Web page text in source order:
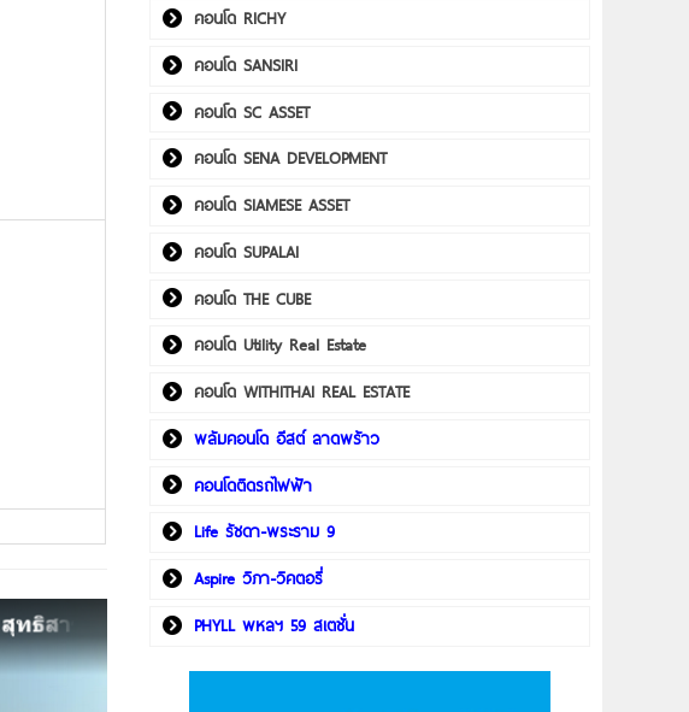
คอนโด RICHY
คอนโด SANSIRI
คอนโด SC ASSET
คอนโด SENA DEVELOPMENT
คอนโด SIAMESE ASSET
คอนโด SUPALAI
คอนโด THE CUBE
คอนโด Utility Real Estate
คอนโด WITHITHAI REAL ESTATE
พลัมคอนโด อีสต์ ลาดพร้าว
คอนโดติดรถไฟฟ้า
Life รัชดา-พระราม 9
Aspire วิภา-วิคตอรี่
PHYLL พหลฯ 59 สเตชั่น